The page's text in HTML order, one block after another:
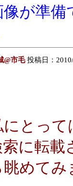
が準
@市毛投稿日：
とっ
に転
眺めてみ